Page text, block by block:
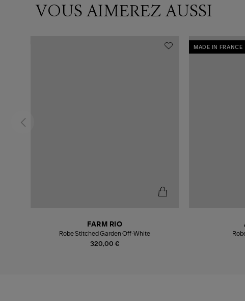
VOUS AIMEREZ AUSSI
320,00 €
FARM RIO
Robe Stitched Garden Off-White
MADE IN FRANCE